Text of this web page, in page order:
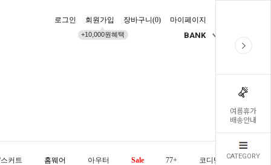
여름휴가
배송안내
CATEGORY
로그인 회원가입
+10,000원혜택
장바구니(0) 마이페이지
BANK
커트 홈웨어 아우터 Sale 77+ 코디템 오늘발송